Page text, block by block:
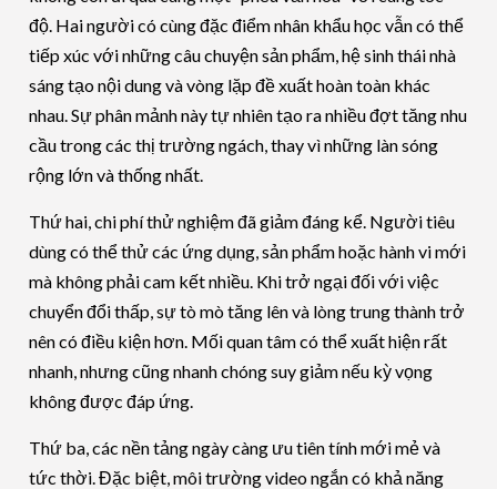
độ. Hai người có cùng đặc điểm nhân khẩu học vẫn có thể
tiếp xúc với những câu chuyện sản phẩm, hệ sinh thái nhà
sáng tạo nội dung và vòng lặp đề xuất hoàn toàn khác
nhau. Sự phân mảnh này tự nhiên tạo ra nhiều đợt tăng nhu
cầu trong các thị trường ngách, thay vì những làn sóng
rộng lớn và thống nhất.
Thứ hai, chi phí thử nghiệm đã giảm đáng kể. Người tiêu
dùng có thể thử các ứng dụng, sản phẩm hoặc hành vi mới
mà không phải cam kết nhiều. Khi trở ngại đối với việc
chuyển đổi thấp, sự tò mò tăng lên và lòng trung thành trở
nên có điều kiện hơn. Mối quan tâm có thể xuất hiện rất
nhanh, nhưng cũng nhanh chóng suy giảm nếu kỳ vọng
không được đáp ứng.
Thứ ba, các nền tảng ngày càng ưu tiên tính mới mẻ và
tức thời. Đặc biệt, môi trường video ngắn có khả năng